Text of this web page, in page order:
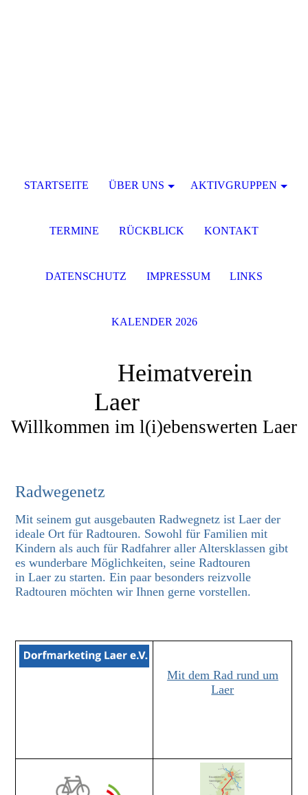
Heimatverein
Laer
Willkommen im l(i)ebenswerten Laer
Radwegenetz
Mit seinem gut ausgebauten Radwegnetz ist Laer der
ideale Ort für Radtouren. Sowohl für Familien mit
Kindern als auch für Radfahrer aller Altersklassen gibt
es wunderbare Möglichkeiten, seine Radtouren
in Laer zu starten. Ein paar besonders reizvolle
Radtouren möchten wir Ihnen gerne vorstellen.
Mit dem Rad rund um
Laer
STARTSEITE ÜBER UNS AKTIVGRUPPEN
TERMINE RÜCKBLICK KONTAKT
DATENSCHUTZ IMPRESSUM LINKS
KALENDER 2026